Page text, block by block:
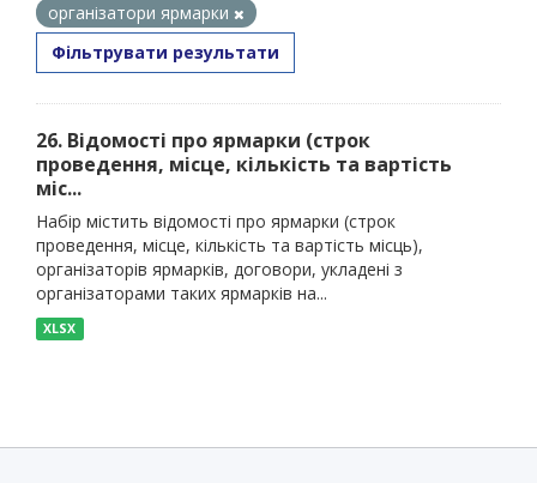
організатори ярмарки
Фільтрувати результати
26. Відомості про ярмарки (строк
проведення, місце, кількість та вартість
міс...
Набір містить відомості про ярмарки (строк
проведення, місце, кількість та вартість місць),
організаторів ярмарків, договори, укладені з
організаторами таких ярмарків на...
XLSX